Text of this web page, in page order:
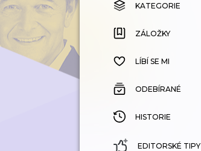
KATEGORIE
ZÁLOŽKY
HISTORIE
KATEGORIE
ZÁLOŽKY
LÍBÍ SE MI
ODEBÍRANÉ
HISTORIE
EDITORSKÉ TIPY